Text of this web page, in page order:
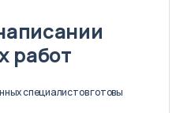
работ
специалистов готовы